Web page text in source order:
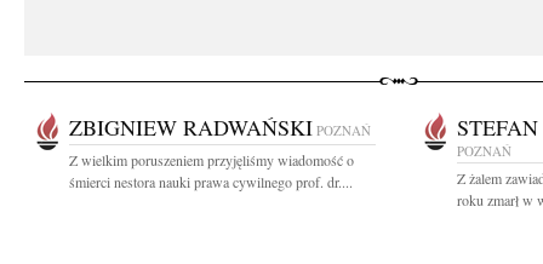
ZBIGNIEW RADWAŃSKI POZNAŃ
Z wielkim poruszeniem przyjęliśmy wiadomość o
śmierci nestora nauki prawa cywilnego prof. dr....
POZNAŃ
Z żalem
roku zmarł w